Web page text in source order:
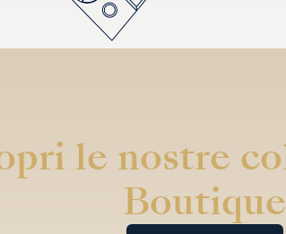
le nostre
Boutique